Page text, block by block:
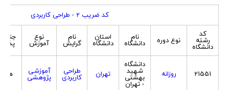
کد ضریب 2 - طراحی کاربردی
کد
رشته
دانشگاه
نوع دوره نام
دانشگاه
استان
دانشگاه
نام
گرایش
نوع
آموزش
21551 روزانه
دانشگاه
شهید
بهشتی
- تهران
تهران طراحی
کاربردی
آموزشی
پژوهشی هر